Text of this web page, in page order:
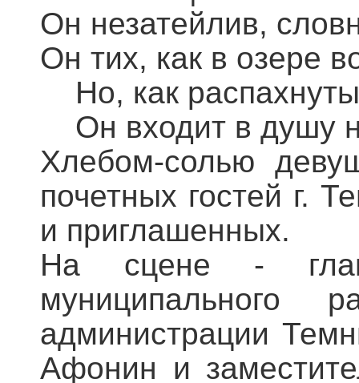
Он незатейлив,
Он тих, как в озере
Но, как
Он входит в душу
Хлебом-солью
почетных гостей г.
и приглашенных.
На сцене - глава
администрации
Афонин и